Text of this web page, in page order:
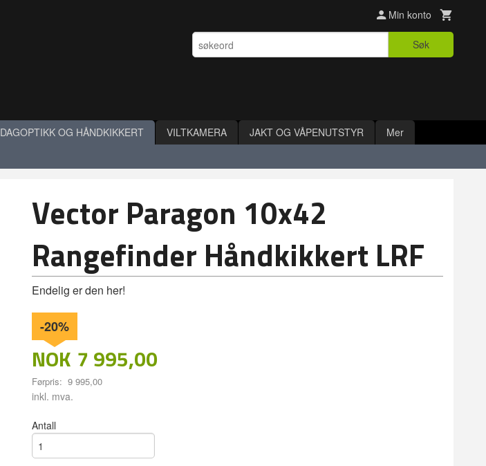
Min konto
Søk
DAGOPTIKK OG HÅNDKIKKERT VILTKAMERA JAKT OG VÅPENUTSTYR Mer
Vector Paragon 10x42
Rangefinder Håndkikkert LRF
Endelig er den her!
NOK 7 995,00
Førpris: 9 995,00
Rabatt
-20%
inkl. mva.
Antall